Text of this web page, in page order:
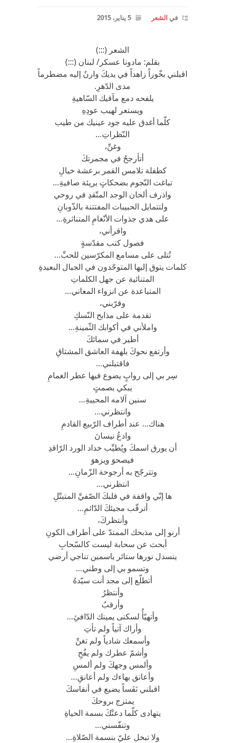
في الشعر 5 يناير، 2015
الشعر (:::)
بقلم: مادونا عسكر/ لبنان (:::)
اقبلني بخّوراً زاهداً في يديكَ وارنُ إليه مضطرماً
مدى الدّهرِ.
يلفحه دمع مآقيك السّاهيةِ
ويستعر لهيب عودِهِ
كلّما أغدق عليه جود عينيك من طيب
النّظراتِ…
وغنِّ،
أتأرجحُ في مجمرتكَ
كطفلة تلامس القمر برعشة خيالِ
تباغت النّجوم بضحكاتٍ بريئة صافيةِ…
واذرف ألحان الوجد المتّقدِ في روحي
ولتتمايل الحبيبات المفتتنة بالذّوبانِ
على هدي جذوات الأنّغامِ المتناثرةِ…
واقرأني،
فصول كتب مقدّسةٍ
تُتلى على مسامع المكرّسين للحبِّ…
كلمات يتوق إليها المتوحّدون في الجبال البعيدةِ
المتنائية عن جهل الكلماتِ
المتباعدة عن انزواء المعاني…
وقرّبني،
تقدمة على مذابح النّسكِ
واملأني في أكوابك الثّمينةِ…
أطير في سمائكَ
وأرتفع نحوكَ بلهفة العاشق المشتاقِ
فاقتبلني…
سِر بي إلى روابٍ يضوع فيها عطر الغمامِ
يبكي بصمتٍ
سنين آلامه المحييةِ…
وانتظرني…
هناك… عند أطراف الرّبيع القادمِ
وادعُ نيسانَ
أن يورق اسمكَ ويُطيِّب خداد الورد الرّاقدِ
فيصحوَ ويزهوَ
وتترجّح به أرجوحة الزّمانِ…
انتظرني…
ها إنّي واقفة في قلبكَ الصّفيِّ المتبتّلِ
أترقّب مجيئكَ الدّائمِ…
وأنتظركَ،
أرنو إلى مذبحك الممتدّ على أطراف الكونِ
أبحث عن سحابة ليست كالسّحابِ
ينسدل نورها ستائر ياسمين تناجي أرضي
وتسمو بي إلى وطني…
أتطلّع إلى مجد أنت سيّدهُ
وأنتظرُ
وأرقبُ
وأتهيّأُ لسكنى يمينك الدّافئِ…
وأراك آتياً ولم تأتِ
وأسمعك شادياً ولم تغنِّ
وأشمّ عطرك ولم يفُحِ
وألمس وجهكَ ولم ألمسِ
وأعانق بهاءك ولم أعانقِ…
اقبلني نَفَساً يضيع في أنفاسكَ
يمتزج بروحكَ
يتهادى كلّما دعتْكَ بسمة الحياةِ
وتنفّسني…
ولا تبخل عليّ بنسمة الصّلاةِ…